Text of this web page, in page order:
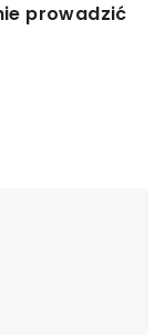
prowadzić